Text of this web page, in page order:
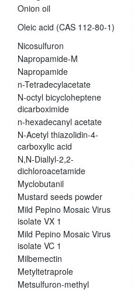
Onion oil
Oleic acid (CAS 112-80-1)
Nicosulfuron
Napropamide-M
Napropamide
n-Tetradecylacetate
N-octyl bicycloheptene
dicarboximide
n-hexadecanyl acetate
N-Acetyl thiazolidin-4-
carboxylic acid
N,N-Diallyl-2,2-
dichloroacetamide
Myclobutanil
Mustard seeds powder
Mild Pepino Mosaic Virus
isolate VX 1
Mild Pepino Mosaic Virus
isolate VC 1
Milbemectin
Metyltetraprole
Metsulfuron-methyl